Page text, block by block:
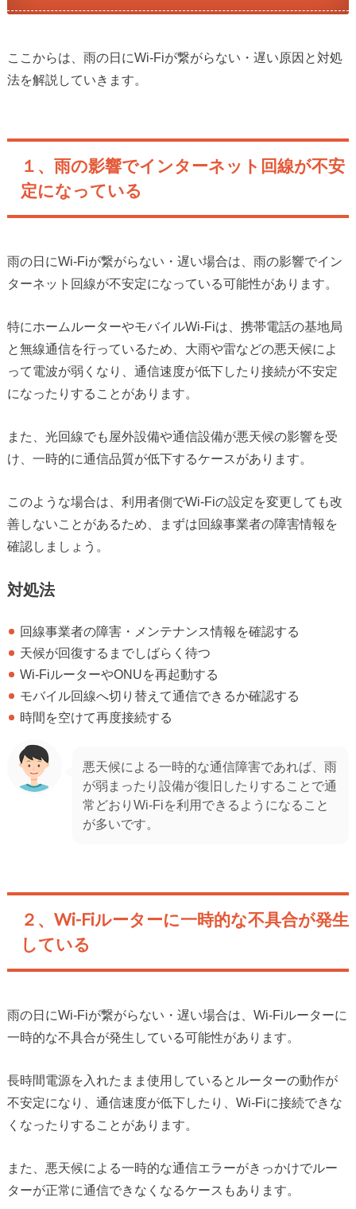
ここからは、雨の日にWi-Fiが繋がらない・遅い原因と対処
法を解説していきます。
１、雨の影響でインターネット回線が不安
定になっている
雨の日にWi-Fiが繋がらない・遅い場合は、雨の影響でイン
ターネット回線が不安定になっている可能性があります。
特にホームルーターやモバイルWi-Fiは、携帯電話の基地局
と無線通信を行っているため、大雨や雷などの悪天候によ
って電波が弱くなり、通信速度が低下したり接続が不安定
になったりすることがあります。
また、光回線でも屋外設備や通信設備が悪天候の影響を受
け、一時的に通信品質が低下するケースがあります。
このような場合は、利用者側でWi-Fiの設定を変更しても改
善しないことがあるため、まずは回線事業者の障害情報を
確認しましょう。
対処法
回線事業者の障害・メンテナンス情報を確認する
天候が回復するまでしばらく待つ
Wi-FiルーターやONUを再起動する
モバイル回線へ切り替えて通信できるか確認する
時間を空けて再度接続する
悪天候による一時的な通信障害であれば、雨
が弱まったり設備が復旧したりすることで通
常どおりWi-Fiを利用できるようになること
が多いです。
２、Wi-Fiルーターに一時的な不具合が発生
している
雨の日にWi-Fiが繋がらない・遅い場合は、Wi-Fiルーターに
一時的な不具合が発生している可能性があります。
長時間電源を入れたまま使用しているとルーターの動作が
不安定になり、通信速度が低下したり、Wi-Fiに接続できな
くなったりすることがあります。
また、悪天候による一時的な通信エラーがきっかけでルー
ターが正常に通信できなくなるケースもあります。